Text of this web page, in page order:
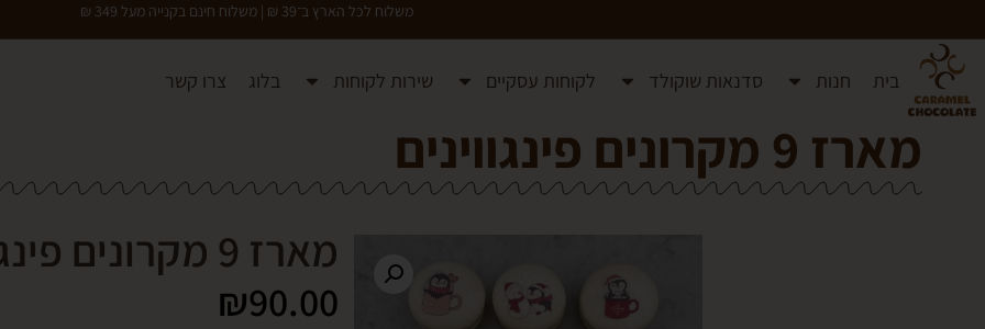
משלוח לכל הארץ ב־39 ₪ | משלוח חינם בקנייה מעל 349 ₪
בית חנות סדנאות שוקולד לקוחות עסקיים שירות לקוחות בלוג צרו קשר
מארז 9 מקרונים פינגווינים
מארז 9 מקרונים פינגווינים
₪90.00